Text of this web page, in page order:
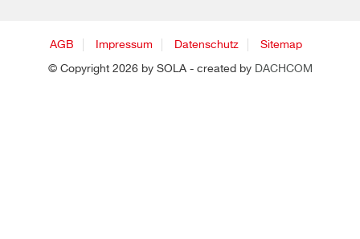
AGB Impressum Datenschutz Sitemap
© Copyright 2026 by SOLA - created by DACHCOM